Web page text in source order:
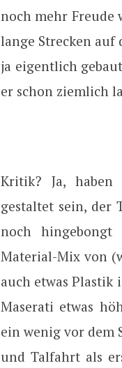
noch mehr Freude
lange Strecken auf
ja eigentlich
er schon ziemlich
Kritik? Ja,
gestaltet sein, der
noch
Material-Mix von
auch etwas
Maserati etwas
ein wenig vor dem
und Talfahrt als